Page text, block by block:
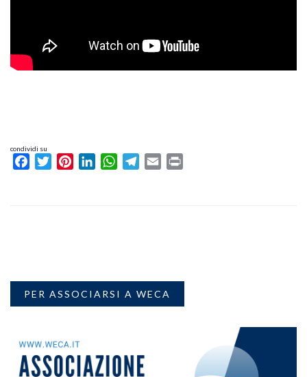
condividi su
FacebookTwitterPinterestLinkedInWhatsAppTelegram
Email
PER ASSOCIARSI A WECA